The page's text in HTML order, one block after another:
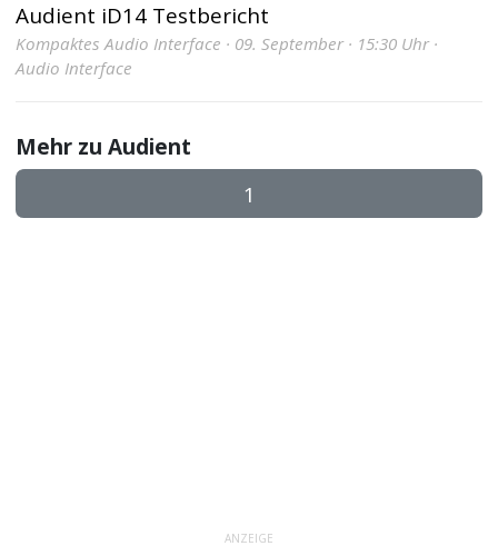
Audient iD14 Testbericht
Kompaktes Audio Interface · 09. September · 15:30 Uhr ·
Audio Interface
Mehr zu Audient
1
ANZEIGE